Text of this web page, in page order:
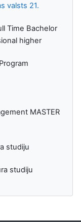
valsts 21.
Time Bachelor
higher
MASTER
studiju
studiju